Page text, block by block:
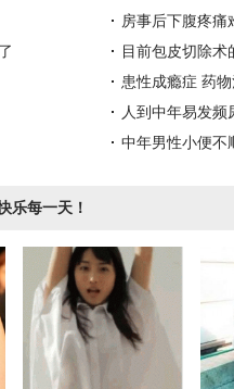
房事后下腹疼痛
目前包皮切除术
患性成瘾症 药
人到中年易发
中年男性小便不
乐每一天！